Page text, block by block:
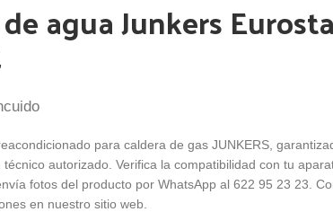
agua Junkers
para caldera de gas JUNKERS,
autorizado. Verifica la compatibilidad con tu
fotos del producto por WhatsApp al 622 95 23 23.
en nuestro sitio web.